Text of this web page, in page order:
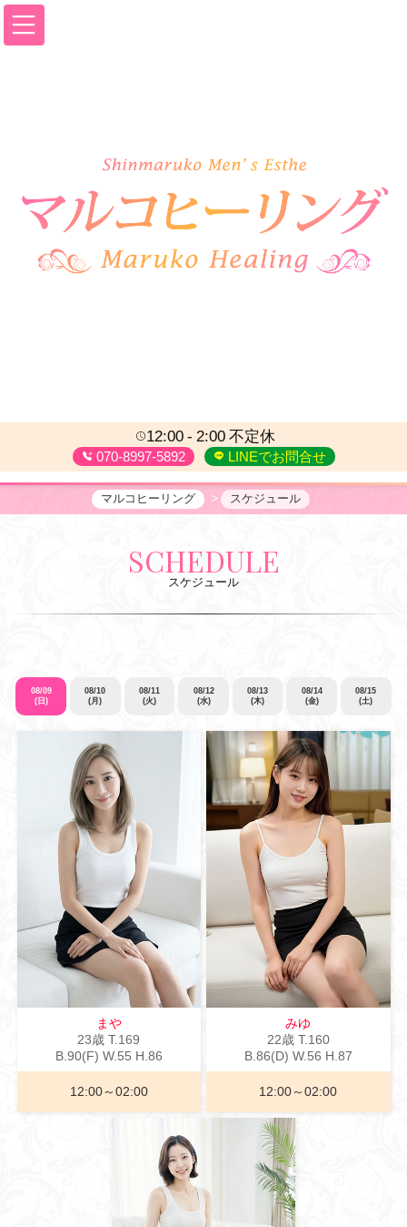
12:00 2:00 不定休
070-8997-5892 LINEでお問合せ
マルコヒーリング スケジュール
SCHEDULE
スケジュール
08/09
(日)
08/10
(月)
08/11
(火)
08/12
(水)
08/13
(木)
08/14
(金)
08/15
(土)
まや
23歳 T.169
B.90(F) W.55 H .86
12:00～02:00
みゆ
22歳 T.160
B.86(D) W.56 H .87
12:00～02:00